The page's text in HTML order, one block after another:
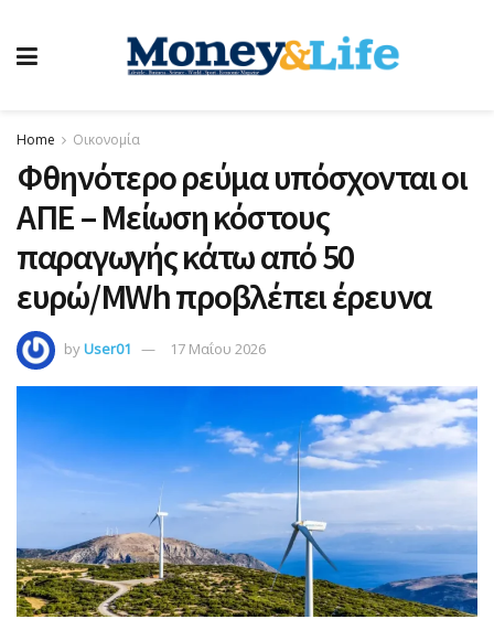
Home Οικονομία
Φθηνότερο ρεύμα υπόσχονται οι
ΑΠΕ – Μείωση κόστους
παραγωγής κάτω από 50
ευρώ/MWh προβλέπει έρευνα
byUser01 17 Μαΐου 2026